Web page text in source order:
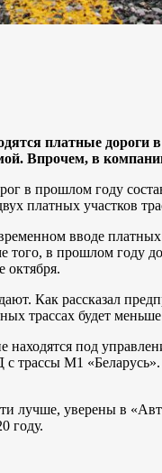
платные дороги
Впрочем, в
в прошлом году
платных
вводе
того, в прошлом
октября.
Как рассказал
трассах будет
находятся под
М1
уверены в
году.